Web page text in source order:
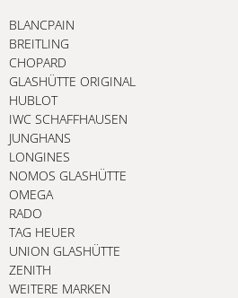
BLANCPAIN
BREITLING
CHOPARD
GLASHÜTTE ORIGINAL
HUBLOT
IWC SCHAFFHAUSEN
JUNGHANS
LONGINES
NOMOS GLASHÜTTE
OMEGA
RADO
TAG HEUER
UNION GLASHÜTTE
ZENITH
WEITERE MARKEN